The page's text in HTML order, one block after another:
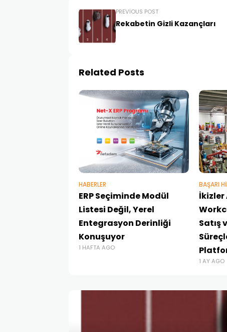
PREVIOUS POST
Rekabetin Gizli Kazançları
Related Posts
HABERLER
ERP Seçiminde Modül
Listesi Değil, Yerel
Entegrasyon Derinliği
Konuşuyor
1 HAFTA AGO
BAŞARI
İkizler
Satış
1 AY AGO